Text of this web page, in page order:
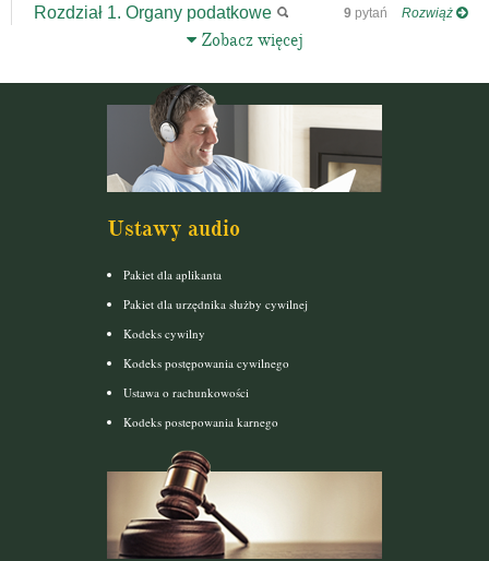
Rozdział 1. Organy podatkowe 9 pytań Rozwiąż
Zobacz więcej
Ustawy audio
Pakiet dla aplikanta
Pakiet dla urzędnika służby cywilnej
Kodeks cywilny
Kodeks postępowania cywilnego
Ustawa o rachunkowości
Kodeks postepowania karnego